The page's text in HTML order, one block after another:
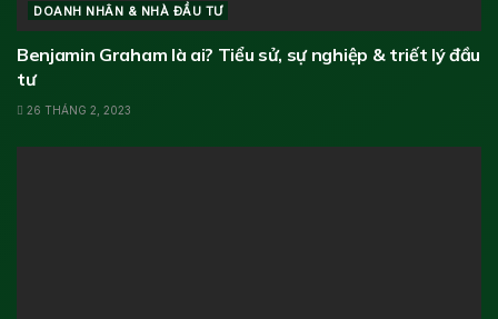
DOANH NHÂN & NHÀ ĐẦU TƯ
Benjamin Graham là ai? Tiểu sử, sự nghiệp & triết lý đầu
tư
26 THÁNG 2, 2023